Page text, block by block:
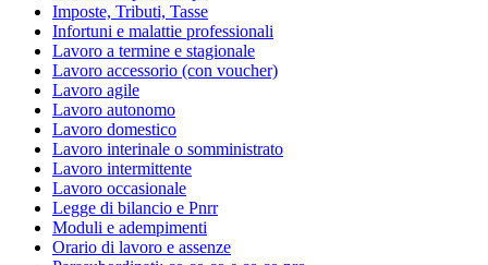
Imposte, Tributi, Tasse
Infortuni e malattie professionali
Lavoro a termine e stagionale
Lavoro accessorio (con voucher)
Lavoro agile
Lavoro autonomo
Lavoro domestico
Lavoro interinale o somministrato
Lavoro intermittente
Lavoro occasionale
Legge di bilancio e Pnrr
Moduli e adempimenti
Orario di lavoro e assenze